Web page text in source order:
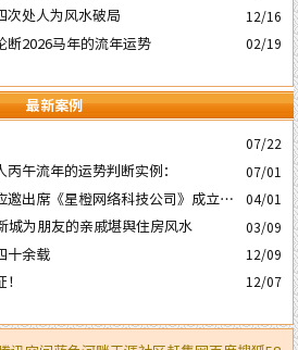
次处人为风水破局 12/16
断2026马年的流年运势 02/19
最新案例
07/22
午流年的运势判断实例： 07/01
邀出席《星橙网络科技公司》成立5
04/01
城为朋友的亲戚堪舆住房风水 03/09
十余载 12/09
12/07